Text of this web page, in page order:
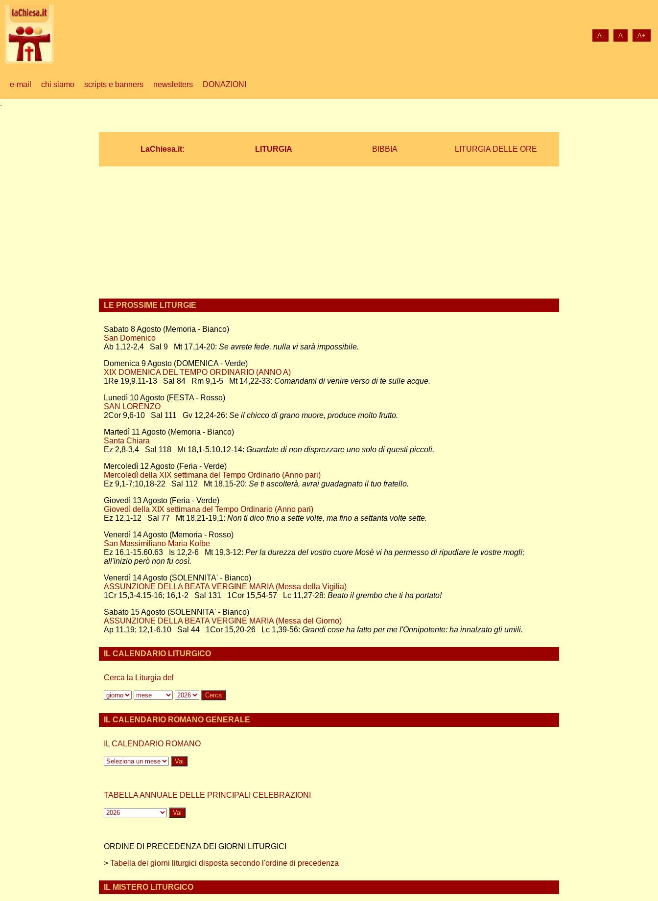
A- A A+
e-mail chi siamo scripts e banners newsletters DONAZIONI
.
LaChiesa.it: LITURGIA BIBBIA LITURGIA DELLE ORE
LE PROSSIME LITURGIE
Sabato 8 Agosto (Memoria - Bianco)
San Domenico
Ab 1,12-2,4 Sal 9 Mt 17,14-20: Se avrete fede, nulla vi sarà impossibile.
Domenica 9 Agosto (DOMENICA - Verde)
XIX DOMENICA DEL TEMPO ORDINARIO (ANNO A)
1Re 19,9.11-13 Sal 84 Rm 9,1-5 Mt 14,22-33: Comandami di venire verso di te sulle acque.
Lunedì 10 Agosto (FESTA - Rosso)
SAN LORENZO
2Cor 9,6-10 Sal 111 Gv 12,24-26: Se il chicco di grano muore, produce molto frutto.
Martedì 11 Agosto (Memoria - Bianco)
Santa Chiara
Ez 2,8-3,4 Sal 118 Mt 18,1-5.10.12-14: Guardate di non disprezzare uno solo di questi piccoli.
Mercoledì 12 Agosto (Feria - Verde)
Mercoledì della XIX settimana del Tempo Ordinario (Anno pari)
Ez 9,1-7;10,18-22 Sal 112 Mt 18,15-20: Se ti ascolterà, avrai guadagnato il tuo fratello.
Giovedì 13 Agosto (Feria - Verde)
Giovedì della XIX settimana del Tempo Ordinario (Anno pari)
Ez 12,1-12 Sal 77 Mt 18,21-19,1: Non ti dico fino a sette volte, ma fino a settanta volte sette.
Venerdì 14 Agosto (Memoria - Rosso)
San Massimiliano Maria Kolbe
Ez 16,1-15.60.63 Is 12,2-6 Mt 19,3-12: Per la durezza del vostro cuore Mosè vi ha permesso di ripudiare le vostre mogli;
all'inizio però non fu così.
Venerdì 14 Agosto (SOLENNITA' - Bianco)
ASSUNZIONE DELLA BEATA VERGINE MARIA (Messa della Vigilia)
1Cr 15,3-4.15-16; 16,1-2 Sal 131 1Cor 15,54-57 Lc 11,27-28: Beato il grembo che ti ha portato!
Sabato 15 Agosto (SOLENNITA' - Bianco)
ASSUNZIONE DELLA BEATA VERGINE MARIA (Messa del Giorno)
Ap 11,19; 12,1-6.10 Sal 44 1Cor 15,20-26 Lc 1,39-56: Grandi cose ha fatto per me l'Onnipotente: ha innalzato gli umili.
IL CALENDARIO LITURGICO
Cerca la Liturgia del
IL CALENDARIO ROMANO GENERALE
IL CALENDARIO ROMANO
TABELLA ANNUALE DELLE PRINCIPALI CELEBRAZIONI
ORDINE DI PRECEDENZA DEI GIORNI LITURGICI
> Tabella dei giorni liturgici disposta secondo l'ordine di precedenza
IL MISTERO LITURGICO